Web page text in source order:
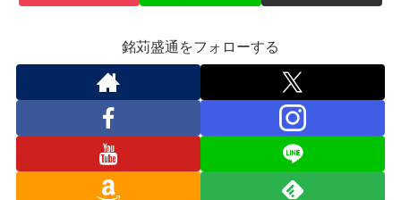
銘苅盛通をフォローする